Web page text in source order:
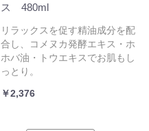
ス 480ml
リラックスを促す精油成分を配
合し、コメヌカ発酵エキス・ホ
ホバ油・トウエキスでお肌もし
っとり。
￥2,376